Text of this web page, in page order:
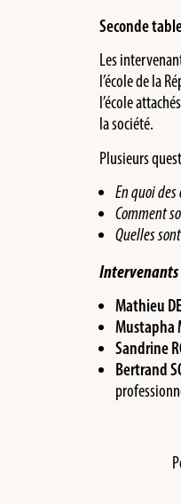
Seconde
Les
l’école de la
l’école
la société.
Plusieurs
En quoi
Comment
Quelles
Intervenants
Mathieu
Mustapha
Sandrine
Bertrand